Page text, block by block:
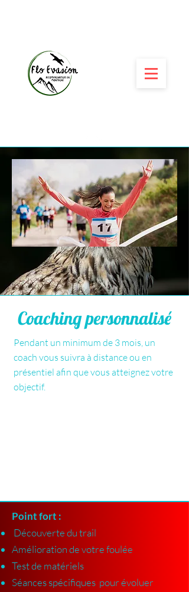
Coaching personnalisé
Pendant un minimum de 3 mois, un
coach vous suivra à distance ou en
présentiel afin que vous atteignez votre
objectif.
Point fort :
Découverte du trail
Amélioration de votre foulée
Test de matériels
Séances spécifiques pour évoluer